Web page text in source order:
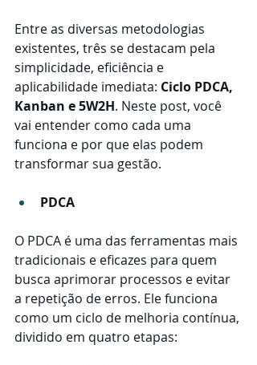
Entre as diversas metodologias
existentes, três se destacam pela
simplicidade, eficiência e
aplicabilidade imediata: Ciclo PDCA,
Kanban e 5W2H. Neste post, você
vai entender como cada uma
funciona e por que elas podem
transformar sua gestão.
PDCA
O PDCA é uma das ferramentas mais
tradicionais e eficazes para quem
busca aprimorar processos e evitar
a repetição de erros. Ele funciona
como um ciclo de melhoria contínua,
dividido em quatro etapas: